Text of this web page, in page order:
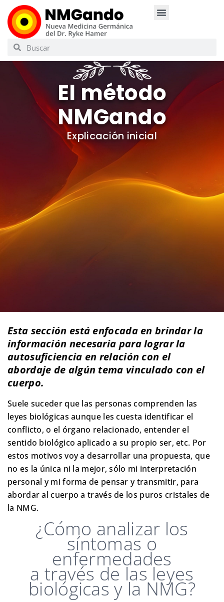
El método
NMGando
Explicación inicial
Esta sección está enfocada en brindar la
información necesaria para lograr la
autosuficiencia en relación con el
abordaje de algún tema vinculado con el
cuerpo.
Suele suceder que las personas comprenden las
leyes biológicas aunque les cuesta identificar el
conflicto, o el órgano relacionado, entender el
sentido biológico aplicado a su propio ser, etc. Por
estos motivos voy a desarrollar una propuesta, que
no es la única ni la mejor, sólo mi interpretación
personal y mi forma de pensar y transmitir, para
abordar al cuerpo a través de los puros cristales de
la NMG.
¿Cómo analizar los
síntomas o
enfermedades
a través de las leyes
biológicas y la NMG?